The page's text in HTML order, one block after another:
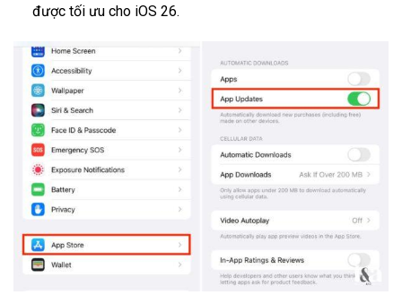
được tối ưu cho iOS 26.